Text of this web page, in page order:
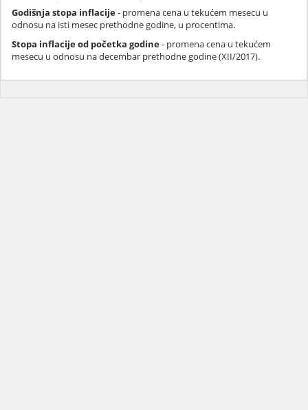
Godišnja stopa inflacije- promena cena u tekućem mesecu u
odnosu na isti mesec prethodne godine, u procentima.
Stopa inflacije od početka godine- promena cena u tekućem
mesecu u odnosu na decembar prethodne godine (XII/2017).